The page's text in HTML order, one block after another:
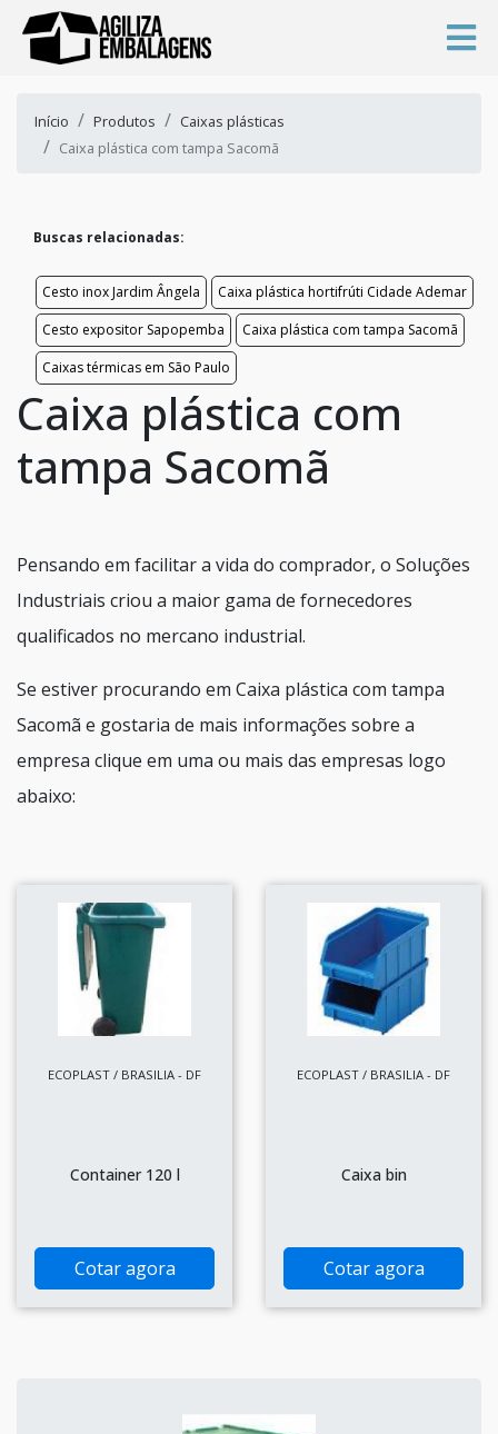
Início Produtos
Caixas plásticas
Caixa plástica com tampa Sacomã
Buscas relacionadas:
Cesto inox Jardim Ângela
Caixa plástica hortifrúti Cidade Ademar
Cesto expositor Sapopemba
Caixa plástica com tampa Sacomã
Caixas térmicas em São Paulo
Caixa plástica com
tampa Sacomã
Pensando em facilitar a vida do comprador, o Soluções
Industriais criou a maior gama de fornecedores
qualificados no mercano industrial.
Se estiver procurando em Caixa plástica com tampa
Sacomã e gostaria de mais informações sobre a
empresa clique em uma ou mais das empresas logo
abaixo:
ECOPLAST / BRASILIA - DF
Container 120 l
Cotar agora
ECOPLAST / BRASILIA - DF
Caixa bin
Cotar agora